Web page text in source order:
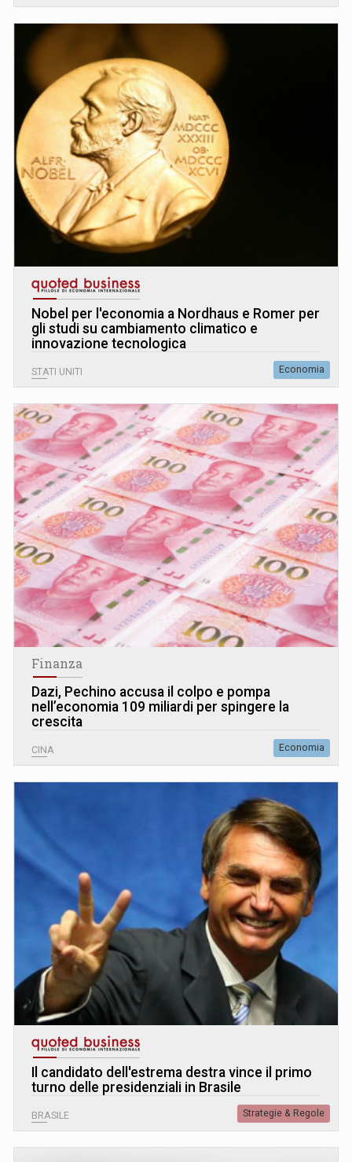
Nobel per l'economia a Nordhaus e Romer per
gli studi su cambiamento climatico e
innovazione tecnologica
STATI UNITI Economia
Finanza
Dazi, Pechino accusa il colpo e pompa
nell’economia 109 miliardi per spingere la
crescita
CINA Economia
Il candidato dell'estrema destra vince il primo
turno delle presidenziali in Brasile
BRASILE Strategie & Regole